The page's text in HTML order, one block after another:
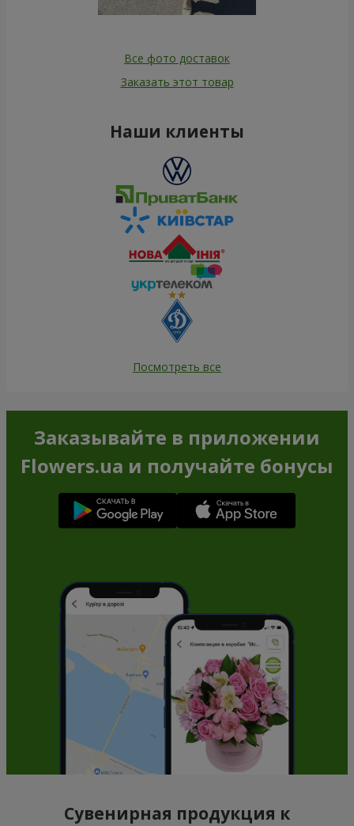
Все фото доставок
Заказать этот товар
Наши клиенты
Посмотреть все
Заказывайте в приложении
Flowers.ua и получайте бонусы
Сувенирная продукция к